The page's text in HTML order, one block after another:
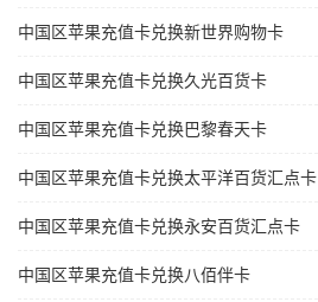
中国区苹果充值卡兑换新世界购物卡
中国区苹果充值卡兑换久光百货卡
中国区苹果充值卡兑换巴黎春天卡
中国区苹果充值卡兑换太平洋百货汇点卡
中国区苹果充值卡兑换永安百货汇点卡
中国区苹果充值卡兑换八佰伴卡